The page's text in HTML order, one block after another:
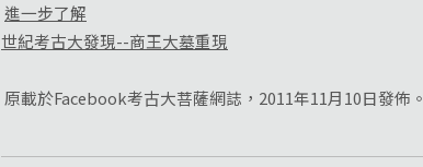
進一步了解
世紀考古大發現--商王大墓重現
原載於Facebook考古大菩薩網誌，2011年11月10日發佈。